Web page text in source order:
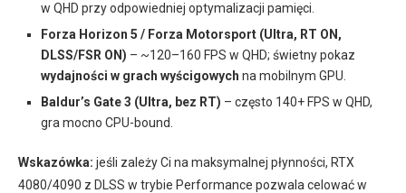
w QHD przy odpowiedniej optymalizacji pamięci.
Forza Horizon 5 / Forza Motorsport (Ultra, RT ON,
DLSS/FSR ON) – ~120–160 FPS w QHD; świetny pokaz
wydajności w grach wyścigowych na mobilnym GPU.
Baldur’s Gate 3 (Ultra, bez RT) – często 140+ FPS w QHD,
gra mocno CPU-bound.
Wskazówka: jeśli zależy Ci na maksymalnej płynności, RTX
4080/4090 z DLSS w trybie Performance pozwala celować w